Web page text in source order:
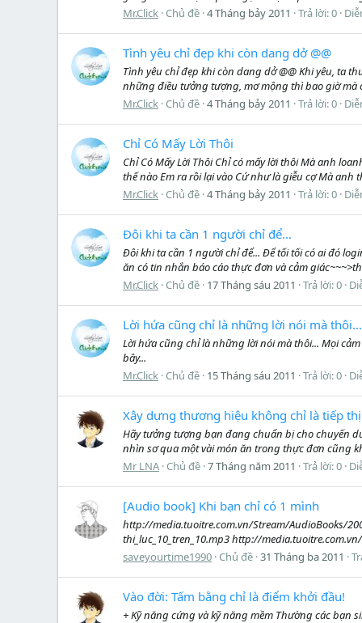
Mr.Click Chủ đề 4 Tháng bảy 2011 Trả lời: 0
Tình yêu chỉ đẹp khi còn dang dở @@
Tình yêu chỉ đẹp khi còn dang dở @@ Khi yêu, ta
những điều tưởng tượng, mơ mộng thì bao giờ mà
Mr.Click Chủ đề 4 Tháng bảy 2011 Trả lời: 0
Chỉ Có Mấy Lời Thôi
Chỉ Có Mấy Lời Thôi Chỉ có mấy lời thôi Mà anh
thế nào Em ra rồi lại vào Cứ như là giễu cợ Mà
Mr.Click Chủ đề 4 Tháng bảy 2011 Trả lời: 0
Đôi khi ta cần 1 người chỉ để...
Đôi khi ta cần 1 người chỉ để... Để tối tối có ai đó
ăn có tin nhắn báo cáo thực đơn và cảm
Mr.Click Chủ đề 17 Tháng sáu 2011 Trả lời: 0
Lời hứa cũng chỉ là những lời nói mà thôi...
Lời hứa cũng chỉ là những lời nói mà thôi... Mọi
bây...
Mr.Click Chủ đề 15 Tháng sáu 2011 Trả lời: 0
Xây dựng thương hiệu không chỉ là tiếp thị
Hãy tưởng tượng bạn đang chuẩn bị cho chuyến
nhìn sơ qua một vài món ăn trong thực đơn cũng
Mr LNA Chủ đề 7 Tháng năm 2011 Trả lời: 0
[Audio book] Khi bạn chỉ có 1 mình
http://media.tuoitre.com.vn/Stream/AudioBooks/
thi_luc_10_tren_10.mp3 http://
saveyourtime1990 Chủ đề 31 Tháng ba 2011
Vào đời: Tấm bằng chỉ là điểm khởi đầu!
+ Kỹ năng cứng và kỹ năng mềm Thường các bạn